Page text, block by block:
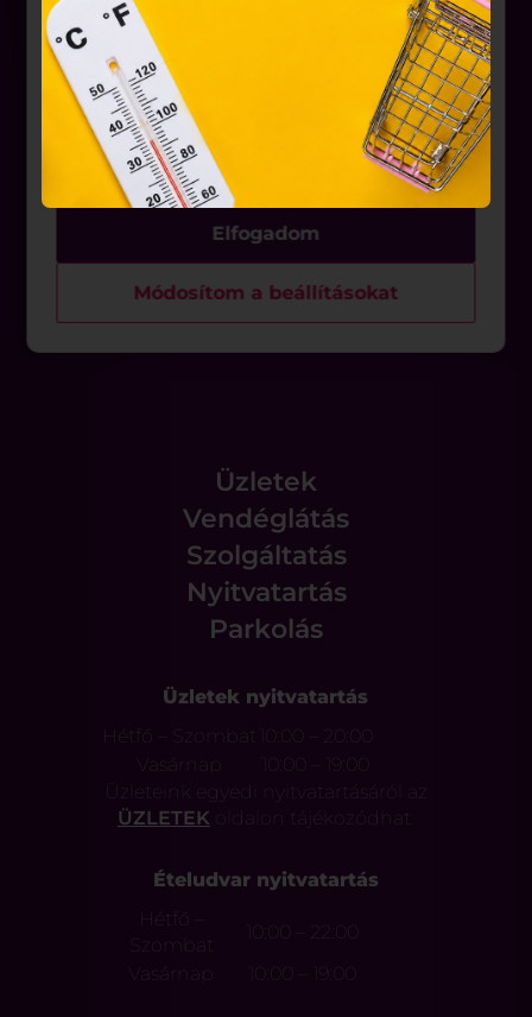
Aktualitások
Rólunk
Üzletek
Vendéglátás
Szolgáltatás
Nyitvatartás
Parkolás
Üzletek nyitvatartás
Hétfő – Szombat
10:00 – 20:00
Vasárnap
Üzleteink egyedi nyitvatartásáról az
ÜZLETEK oldalon tájékozódhat.
Ételudvar nyitvatartás
Hétfő –
Szombat
10:00 – 22:00
Vasárnap
2001. évi CVIII. törvény, valamint az Európai Unió
előírásainak megfelelően használjuk. Azon
weblapoknak, melyek az Európai Unió országain
belül működnek, a „sütik" használatához, és
ezeknek a felhasználó számítógépén vagy egyéb
eszközén történő tárolásához a felhasználók
hozzájárulását kell kérniük.
Elfogadom
Módosítom a beállításokat